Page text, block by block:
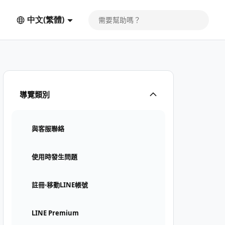
中文(繁體)
導覽類別
與客服聯絡
使用時發生問題
註冊⋅移動LINE帳號
LINE Premium